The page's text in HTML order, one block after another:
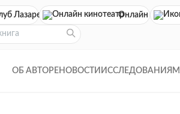
Лазарева Онлайн
ОБ АВТОРЕ НОВОСТИ ИССЛЕДОВАНИЯ